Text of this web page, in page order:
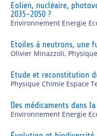
Eolien, nucléaire,
2035-2050 ?
Environnement Energie
Etoiles à neutrons, une
Olivier Minazzoli,
Etude et reconstitution
Physique Chimie Espace
Des médicaments dans
Environnement Energie